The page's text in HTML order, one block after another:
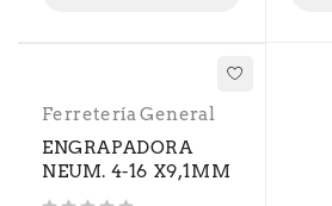
Ferretería General
ENGRAPADORA
NEUM. 4-16 X9,1MM